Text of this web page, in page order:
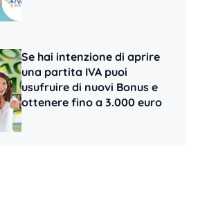
Se hai intenzione di aprire
una partita IVA puoi
usufruire di nuovi Bonus e
ottenere fino a 3.000 euro